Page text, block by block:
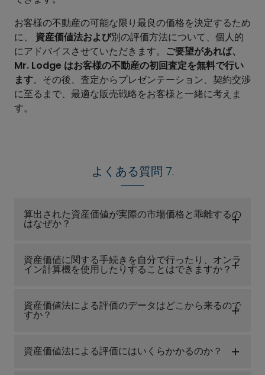
お客様の不動産の可能な限り最良の価格を決定するため
に、
資産価値法および別の評価方法について、個人的
にアドバイスさせていただきます。 ご要望があれば、
Mr. Lodge はお客様の不動産の初回査定を無料で行い
ます。その後、査定からプレゼンテーション、契約交渉
に至るまで、最適な販売戦略をお客様と一緒に考えま
す。
よくある質問 7.
算出された資産価値が実際の市場価格と乖離するの
はなぜか？
資産価値に関する手続きを自分で行ったり、オンラ
イン計算機を使用したりすることはできますか？
資産価値法による評価のデータはどこから来るので
すか？
資産価値法による評価にはいくらかかるのか？